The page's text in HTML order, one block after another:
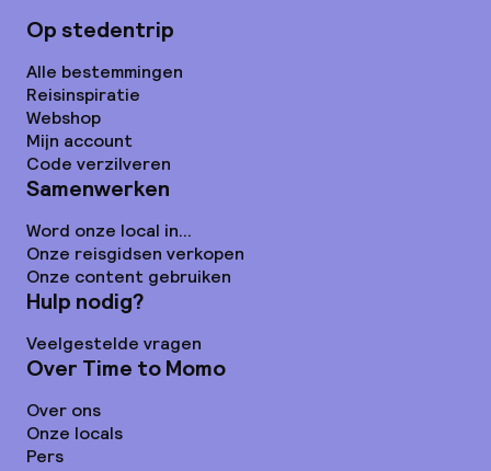
Op stedentrip
Alle bestemmingen
Reisinspiratie
Webshop
Mijn account
Code verzilveren
Samenwerken
Word onze local in...
Onze reisgidsen verkopen
Onze content gebruiken
Hulp nodig?
Veelgestelde vragen
Over Time to Momo
Over ons
Onze locals
Pers